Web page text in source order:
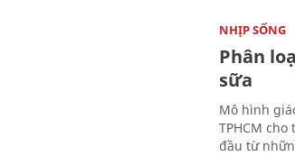
NHỊP SỐNG
Phân
sữa
Mô hình
TPHCM
đầu từ